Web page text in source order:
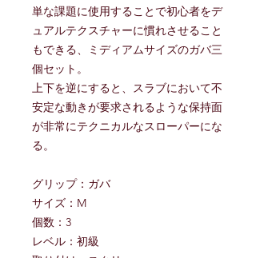
単な課題に使用することで初心者をデ
ュアルテクスチャーに慣れさせること
もできる、ミディアムサイズのガバ三
個セット。
上下を逆にすると、スラブにおいて不
安定な動きが要求されるような保持面
が非常にテクニカルなスローパーにな
る。
グリップ：ガバ
サイズ：M
個数：3
レベル：初級